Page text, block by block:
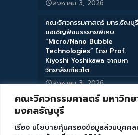
คณะวิศวกรรมศาสตร์ มหาวิทย
มงคลธัญบุรี
เรื่อง นโยบายคุ้มครองข้อมูลส่วนบุคคล
สิงหาคม 3, 2026
คณะวิศวกรรมศาสตร์ มทร.ธัญบุรี
ขอเชิญฟังบรรยายพิเศษ
“Micro/Nano Bubble
Technologies” โดย Prof.
Kiyoshi Yoshikawa จากมหา
วิทยาลัยเกียวโต
สิงหาคม 3, 2026